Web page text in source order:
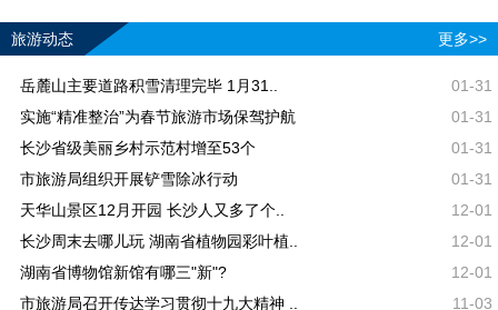
旅游动态 更多>>
岳麓山主要道路积雪清理完毕 1月31..
01-31
实施“精准整治”为春节旅游市场保驾护航
01-31
长沙省级美丽乡村示范村增至53个
01-31
市旅游局组织开展铲雪除冰行动
01-31
天华山景区12月开园 长沙人又多了个..
12-01
长沙周末去哪儿玩 湖南省植物园彩叶植..
12-01
湖南省博物馆新馆有哪三"新"?
12-01
市旅游局召开传达学习贯彻十九大精神 ..
11-03